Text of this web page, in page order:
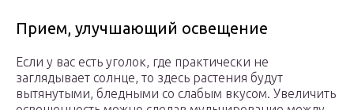
Прием, улучшающий освещение
Если у вас есть уголок, где практически не
заглядывает солнце, то здесь растения будут
вытянутыми, бледными со слабым вкусом. Увеличить